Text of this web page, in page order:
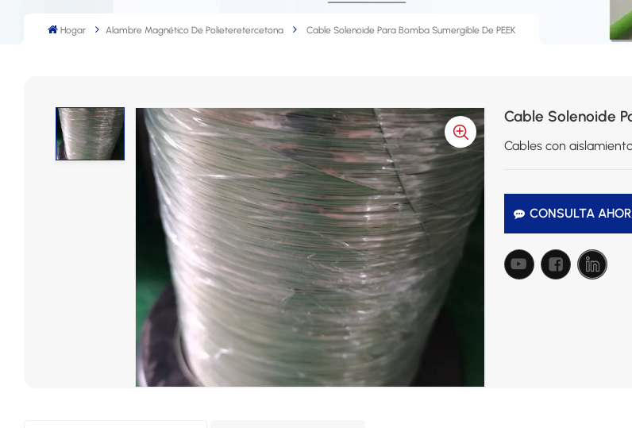
Hogar Alambre Magnético De Polieteretercetona Cable Solenoide Para Bomba Sumergible De PEEK
Cable Solenoide
Cables con
CONSULTA